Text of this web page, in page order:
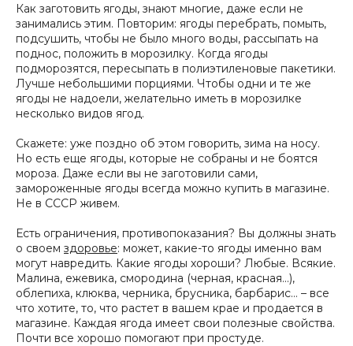
Как заготовить ягоды, знают многие, даже если не
занимались этим. Повторим: ягоды перебрать, помыть,
подсушить, чтобы не было много воды, рассыпать на
поднос, положить в морозилку. Когда ягоды
подморозятся, пересыпать в полиэтиленовые пакетики.
Лучше небольшими порциями. Чтобы одни и те же
ягоды не надоели, желательно иметь в морозилке
несколько видов ягод.
Скажете: уже поздно об этом говорить, зима на носу.
Но есть еще ягоды, которые не собраны и не боятся
мороза. Даже если вы не заготовили сами,
замороженные ягоды всегда можно купить в магазине.
Не в СССР живем.
Есть ограничения, противопоказания? Вы должны знать
о своем здоровье: может, какие-то ягоды именно вам
могут навредить. Какие ягоды хороши? Любые. Всякие.
Малина, ежевика, смородина (черная, красная...),
облепиха, клюква, черника, брусника, барбарис… – все
что хотите, то, что растет в вашем крае и продается в
магазине. Каждая ягода имеет свои полезные свойства.
Почти все хорошо помогают при простуде.